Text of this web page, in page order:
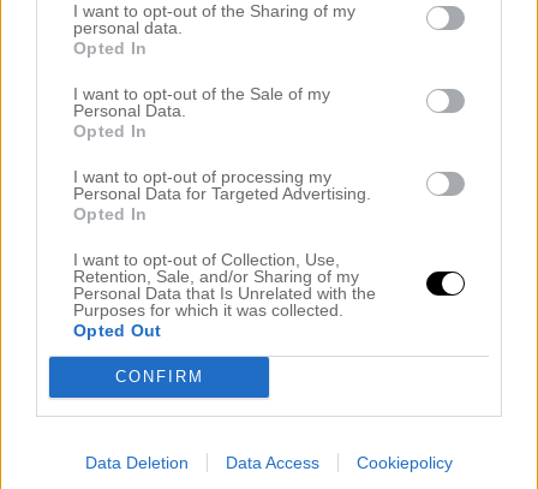
I want to opt-out of the Sharing of my
personal data.
Opted In
I want to opt-out of the Sale of my
Personal Data.
Opted In
I want to opt-out of processing my
Personal Data for Targeted Advertising.
Opted In
I want to opt-out of Collection, Use,
Retention, Sale, and/or Sharing of my
Personal Data that Is Unrelated with the
Purposes for which it was collected.
Opted Out
CONFIRM
Data Deletion Data Access Cookiepolicy